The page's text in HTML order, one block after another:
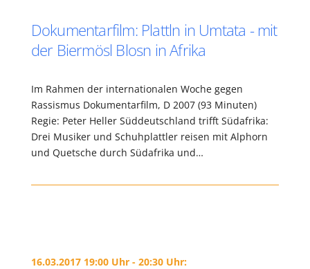
Dokumentarfilm: Plattln in Umtata - mit
der Biermösl Blosn in Afrika
Im Rahmen der internationalen Woche gegen
Rassismus Dokumentarfilm, D 2007 (93 Minuten)
Regie: Peter Heller Süddeutschland trifft Südafrika:
Drei Musiker und Schuhplattler reisen mit Alphorn
und Quetsche durch Südafrika und…
16.03.2017 19:00 Uhr - 20:30 Uhr: